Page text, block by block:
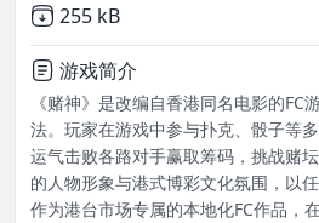
Not downloaded
255 kB
游戏简介
《赌神》是改编自香港同名电影的FC
法。玩家在游戏中参与扑克、骰子等
运气击败各路对手赢取筹码，挑战赌
的人物形象与港式博彩文化氛围，以
作为港台市场专属的本地化FC作品，